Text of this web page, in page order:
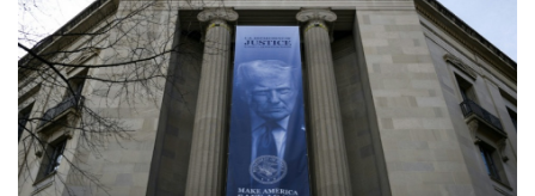
Arbeiter stribt in Niedersachsen durch umkippenden Bagger
Studie: Klimawandel verdoppelt Wahrscheinlichkeit für
Waldbrände in Kanada
Niedersachsen: Splittergranate aus Zweitem Weltkrieg in
Einfamilienhaus entdeckt
Commerzbank meldet Rekordergebnis - Gespräche mit Unicredit